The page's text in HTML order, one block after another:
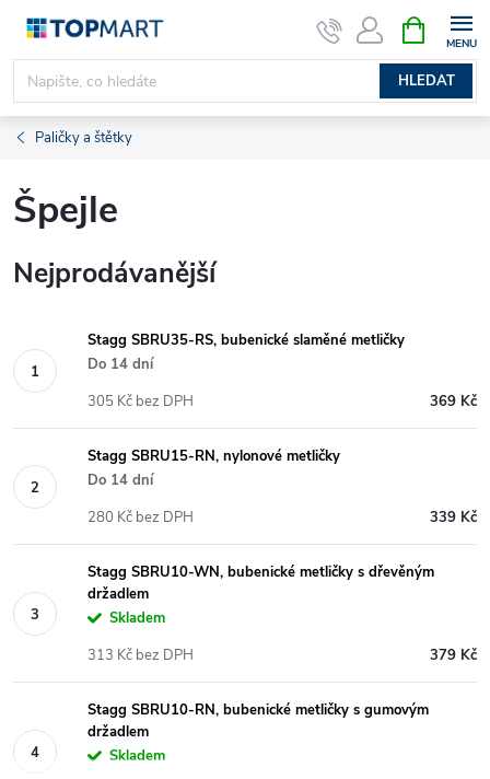
Přejít
obsah
HLEDAT
NÁKUPNÍ
KOŠÍK
Paličky a štětky
Špejle
Nejprodávanější
Stagg SBRU35-RS, bubenické slaměné metličky
Do 14 dní
369 Kč
305 Kč bez DPH
Stagg SBRU15-RN, nylonové metličky
Do 14 dní
339 Kč
280 Kč bez DPH
Stagg SBRU10-WN, bubenické metličky s dřevěným
držadlem
Skladem
379 Kč
313 Kč bez DPH
Stagg SBRU10-RN, bubenické metličky s gumovým
držadlem
Skladem